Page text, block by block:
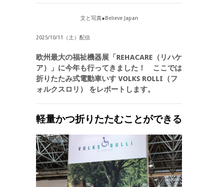
文と写真●Believe Japan
2025/10/11（土）配信
欧州最大の福祉機器展「REHACARE（リハケ
ア）」に今年も行ってきました！ ここでは
折りたたみ式電動車いす VOLKS ROLLI（フ
ォルクスロリ） をレポートします。
軽量かつ折りたたむことができる